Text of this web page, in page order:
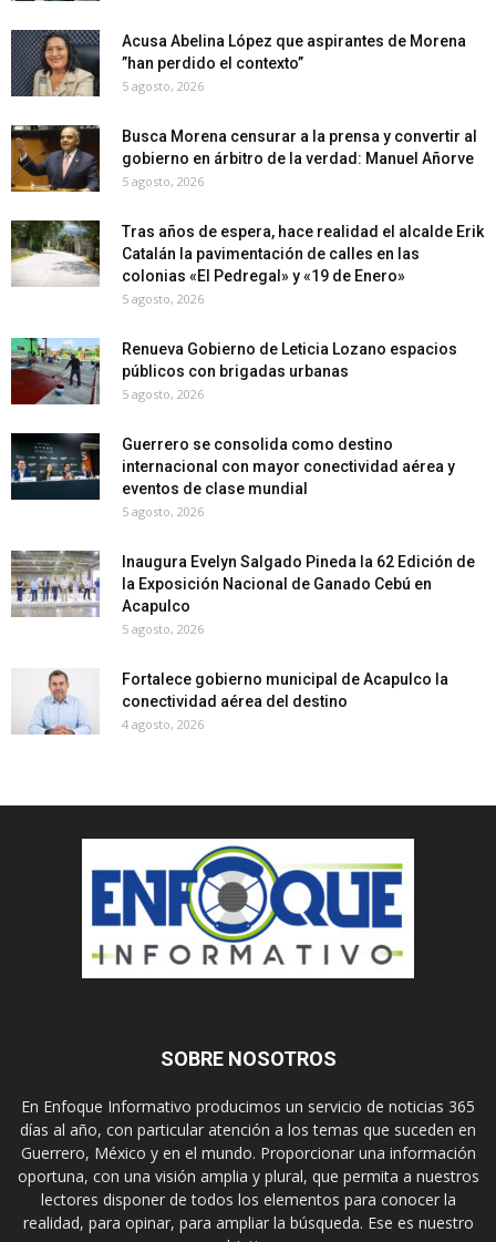
Acusa Abelina López que aspirantes de Morena
”han perdido el contexto”
5 agosto, 2026
Busca Morena censurar a la prensa y convertir al
gobierno en árbitro de la verdad: Manuel Añorve
5 agosto, 2026
Tras años de espera, hace realidad el alcalde Erik
Catalán la pavimentación de calles en las
colonias «El Pedregal» y «19 de Enero»
5 agosto, 2026
Renueva Gobierno de Leticia Lozano espacios
públicos con brigadas urbanas
5 agosto, 2026
Guerrero se consolida como destino
internacional con mayor conectividad aérea y
eventos de clase mundial
5 agosto, 2026
Inaugura Evelyn Salgado Pineda la 62 Edición de
la Exposición Nacional de Ganado Cebú en
Acapulco
5 agosto, 2026
Fortalece gobierno municipal de Acapulco la
conectividad aérea del destino
4 agosto, 2026
SOBRE NOSOTROS
En Enfoque Informativo producimos un servicio de noticias 365
días al año, con particular atención a los temas que suceden en
Guerrero, México y en el mundo. Proporcionar una información
oportuna, con una visión amplia y plural, que permita a nuestros
lectores disponer de todos los elementos para conocer la
realidad, para opinar, para ampliar la búsqueda. Ese es nuestro